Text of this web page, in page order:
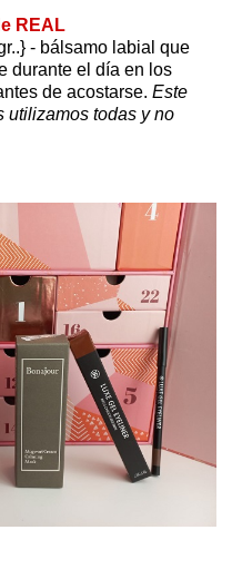
REAL
- bálsamo labial que
durante el día en los
de acostarse. Este
utilizamos todas y no